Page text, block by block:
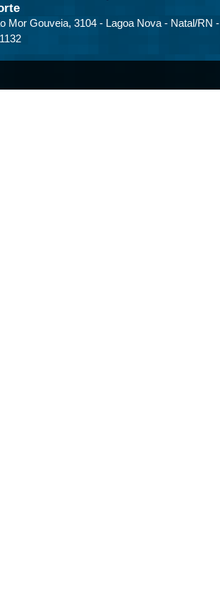
Mor Gouveia, 3104 - Lagoa Nova - Natal/RN